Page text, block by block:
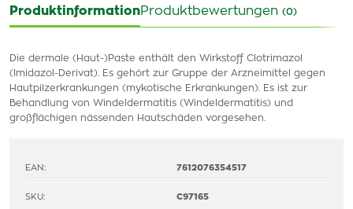
ProduktinformationProduktbewertungen (0)
Die dermale (Haut-)Paste enthält den Wirkstoff Clotrimazol
(Imidazol-Derivat). Es gehört zur Gruppe der Arzneimittel gegen
Hautpilzerkrankungen (mykotische Erkrankungen). Es ist zur
Behandlung von Windeldermatitis (Windeldermatitis) und
großflächigen nässenden Hautschäden vorgesehen.
EAN: 7612076354517
SKU: C97165